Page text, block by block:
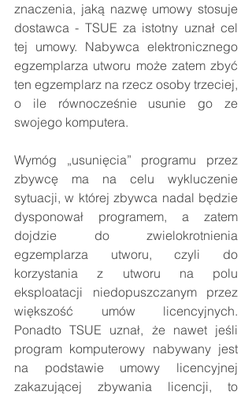
znaczenia, jaką nazwę umowy stosuje
dostawca - TSUE za istotny uznał cel
tej umowy. Nabywca elektronicznego
egzemplarza utworu może zatem zbyć
ten egzemplarz na rzecz osoby trzeciej,
o ile równocześnie usunie go ze
swojego komputera.
Wymóg „usunięcia” programu przez
zbywcę ma na celu wykluczenie
sytuacji, w której zbywca nadal będzie
dysponował programem, a zatem
dojdzie do zwielokrotnienia
egzemplarza utworu, czyli do
korzystania z utworu na polu
eksploatacji niedopuszczanym przez
większość umów licencyjnych.
Ponadto TSUE uznał, że nawet jeśli
program komputerowy nabywany jest
na podstawie umowy licencyjnej
zakazującej zbywania licencji, to